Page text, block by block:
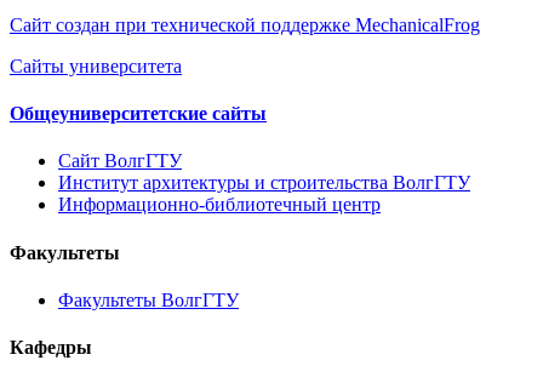
Сайт создан при технической поддержке MechanicalFrog
Сайты университета
Общеуниверситетские сайты
Сайт ВолгГТУ
Институт архитектуры и строительства ВолгГТУ
Информационно-библиотечный центр
Факультеты
Факультеты ВолгГТУ
Кафедры